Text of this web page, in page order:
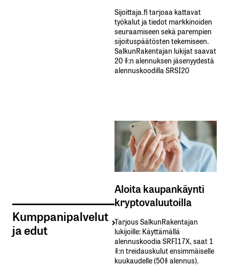
Kumppanipalvelut
ja edut
Sijoittaja.fi tarjoaa kattavat
työkalut ja tiedot markkinoiden
seuraamiseen sekä parempien
sijoituspäätösten tekemiseen.
SalkunRakentajan lukijat saavat
20 %:n alennuksen jäsenyydestä
alennuskoodilla SRSI20
Aloita kaupankäynti
kryptovaluutoilla
Tarjous SalkunRakentajan
lukijoille: Käyttämällä​ ​
alennuskoodia​ ​SRFI17X,​ ​saat​ ​1
%:n treidauskulut​ ​ensimmäiselle​ ​
kuukaudelle​ ​(50%​ ​alennus).